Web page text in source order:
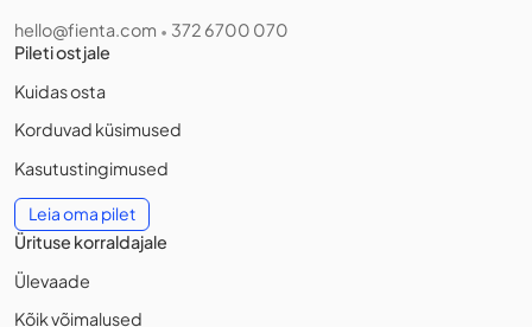
hello@fienta.com • 372 6700 070
Pileti ostjale
Kuidas osta
Korduvad küsimused
Kasutustingimused
Leia oma pilet
Ürituse korraldajale
Ülevaade
Kõik võimalused